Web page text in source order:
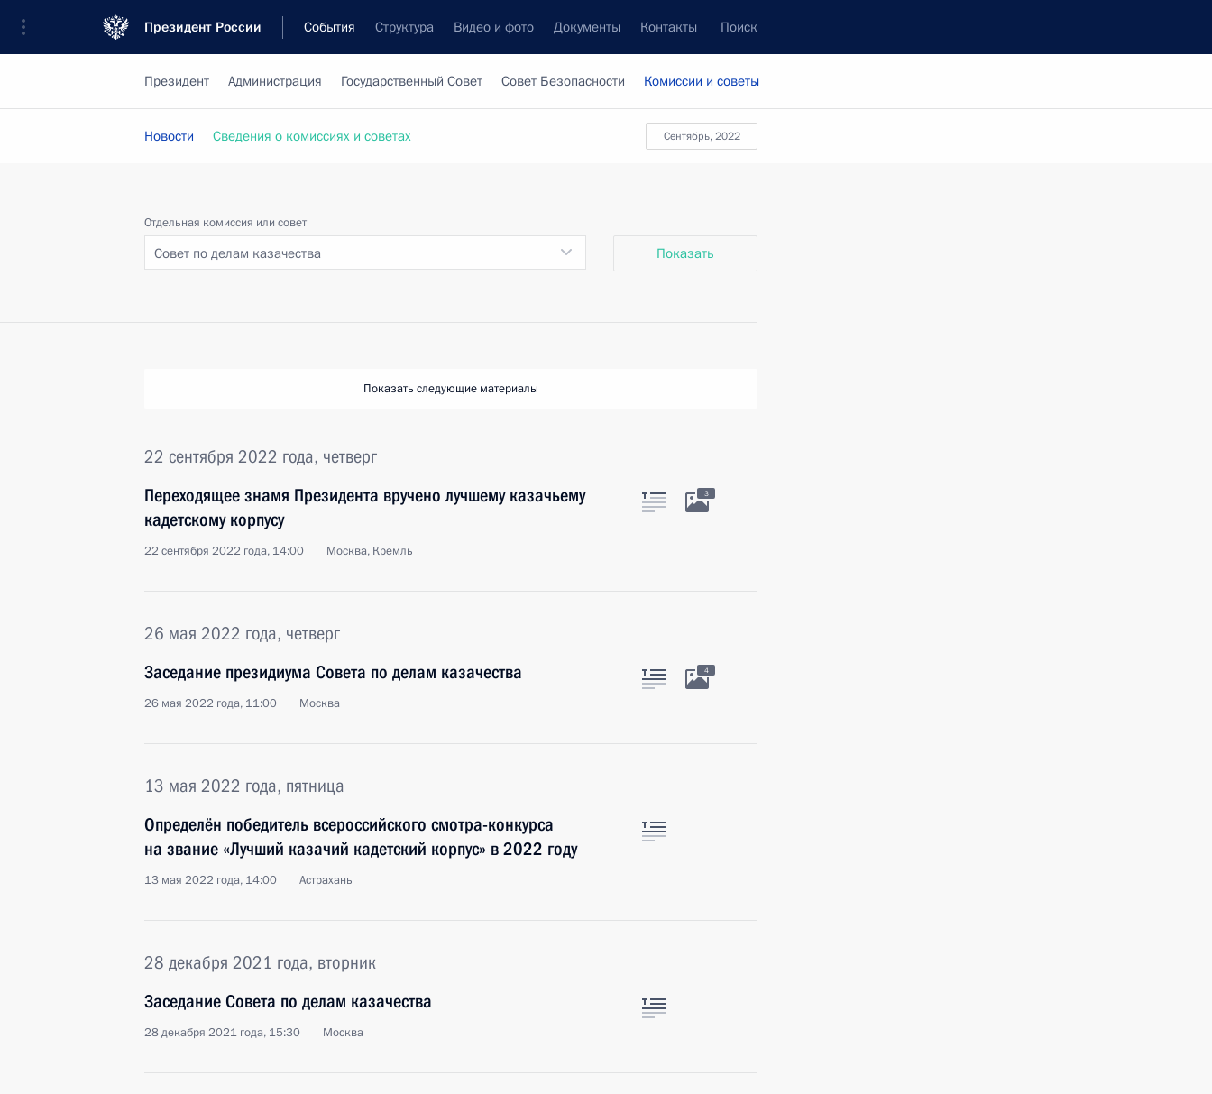
Президент России События Структура Видео и фото Документы Контакты Поиск
Президент Администрация Государственный Совет Совет Безопасности Комиссии и советы
сентябрь, 2022
Новости Сведения о комиссиях и советах
Отдельная комиссия или совет
Совет по делам казачества Показать
Показать следующие материалы
22 сентября 2022 года, четверг
Переходящее знамя Президента вручено лучшему казачьему
кадетскому корпусу
22 сентября 2022 года, 14:00 Москва, Кремль
3
26 мая 2022 года, четверг
Заседание президиума Совета по делам казачества
26 мая 2022 года, 11:00 Москва
4
13 мая 2022 года, пятница
Определён победитель всероссийского смотра-конкурса
на звание «Лучший казачий кадетский корпус» в 2022 году
13 мая 2022 года, 14:00 Астрахань
28 декабря 2021 года, вторник
Заседание Совета по делам казачества
28 декабря 2021 года, 15:30 Москва